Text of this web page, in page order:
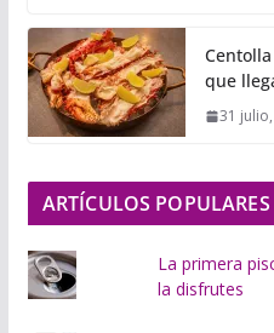
g
a
n
d
.
.
que
31
ARTÍCULOS POPULARES
La primera
la disfrutes